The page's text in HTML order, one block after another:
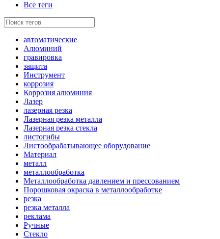
Все теги
автоматические
Алюминий
гравировка
защита
Инструмент
коррозия
Коррозия алюминия
Лазер
лазерная резка
Лазерная резка металла
Лазерная резка стекла
листогибы
Листообрабатывающее оборудование
Материал
металл
металлообработка
Металлообработка давлением и прессованием
Порошковая окраска в металлообработке
резка
резка металла
реклама
Ручные
Стекло